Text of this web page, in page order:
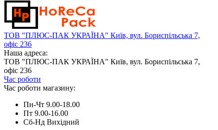
ТОВ "ПЛЮС-ПАК УКРАЇНА" Київ, вул. Бориспільська 7,
офіс 236
Наша адреса:
ТОВ "ПЛЮС-ПАК УКРАЇНА" Київ, вул. Бориспільська 7,
офіс 236
Час роботи
Час роботи магазину:
Пн-Чт 9.00-18.00
Пт 9.00-16.00
Сб-Нд Вихідний